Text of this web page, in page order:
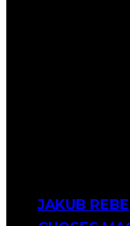
JAKUB